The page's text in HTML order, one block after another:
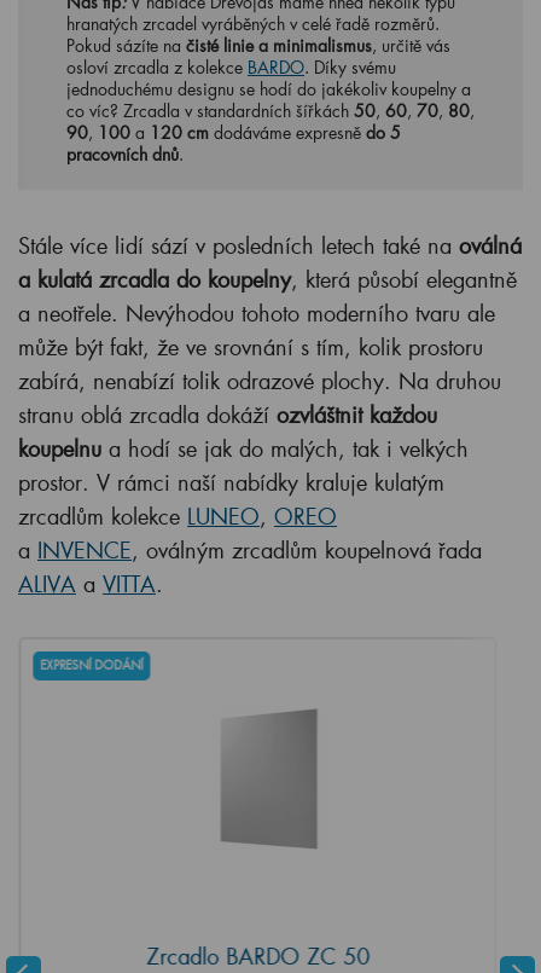
hranatých zrcadel vyráběných v celé řadě rozměrů.
Pokud sázíte na čisté linie a minimalismus, určitě vás
osloví zrcadla z kolekce BARDO. Díky svému
jednoduchému designu se hodí do jakékoliv koupelny a
co víc? Zrcadla v standardních šířkách 50, 60, 70, 80,
90, 100 a 120 cm dodáváme expresně do 5
pracovních dnů.
Stále více lidí sází v posledních letech také na oválná
a kulatá zrcadla do koupelny, která působí elegantně
a neotřele. Nevýhodou tohoto moderního tvaru ale
může být fakt, že ve srovnání s tím, kolik prostoru
zabírá, nenabízí tolik odrazové plochy. Na druhou
stranu oblá zrcadla dokáží ozvláštnit každou
koupelnu a hodí se jak do malých, tak i velkých
prostor. V rámci naší nabídky kraluje kulatým
zrcadlům kolekce LUNEO, OREO
a INVENCE, oválným zrcadlům koupelnová řada
ALIVA a VITTA.
EXPRESNÍ DODÁNÍ
Zrcadlo BARDO ZC 50